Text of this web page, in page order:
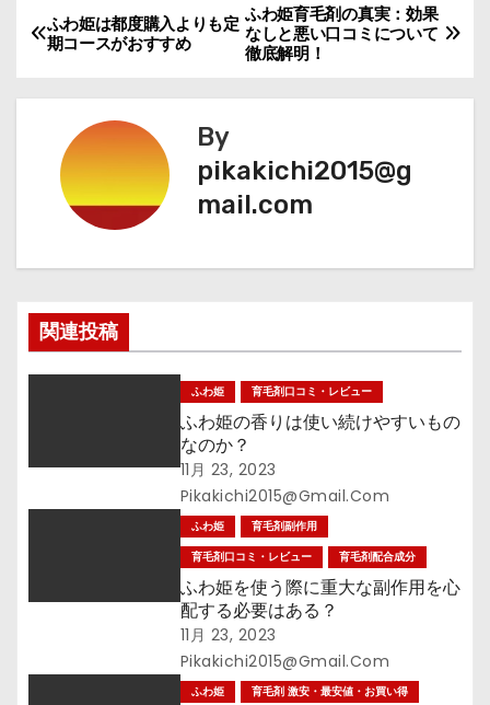
投
ビ
ゲ
シ
ョ
ふわ姫育毛剤の真実：効果
なしと悪い口コミについて
徹底解明！
ふわ姫は都度購入よりも定
期コースがおすすめ
By
pikakichi2015@g
mail.com
関連投稿
ふわ姫 育毛剤口コミ・レビュー
ふわ姫の香りは使い続けやすいもの
なのか？
11月 23, 2023
Pikakichi2015@gmail.com
ふわ姫
育毛剤副作用
育毛剤口コミ・レビュー
育毛剤配合成分
ふわ姫を使う際に重大な副作用を心
配する必要はある？
11月 23, 2023
Pikakichi2015@gmail.com
ふわ姫
育毛剤 激安・最安値・お買い得